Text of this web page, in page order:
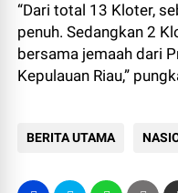
“Dari total 13 Kloter,
penuh. Sedangkan 2
bersama jemaah dari
Kepulauan Riau,”
BERITA UTAMA